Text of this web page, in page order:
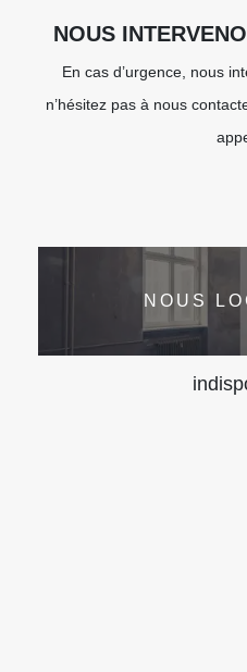
NOUS
En cas d’urgence, nous
n’hésitez pas à nous
NOUS